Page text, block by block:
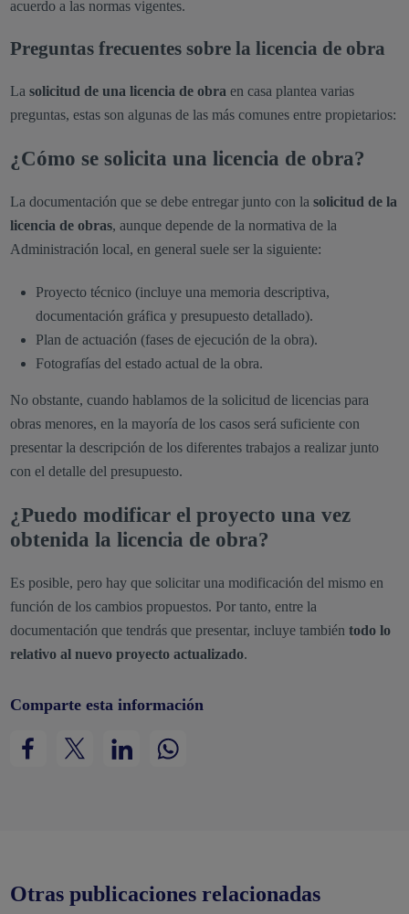
acuerdo a las normas vigentes.
Preguntas frecuentes sobre la licencia de obra
La solicitud de una licencia de obra en casa plantea varias
preguntas, estas son algunas de las más comunes entre propietarios:
¿Cómo se solicita una licencia de obra?
La documentación que se debe entregar junto con la solicitud de la
licencia de obras, aunque depende de la normativa de la
Administración local, en general suele ser la siguiente:
Proyecto técnico (incluye una memoria descriptiva,
documentación gráfica y presupuesto detallado).
Plan de actuación (fases de ejecución de la obra).
Fotografías del estado actual de la obra.
No obstante, cuando hablamos de la solicitud de licencias para
obras menores, en la mayoría de los casos será suficiente con
presentar la descripción de los diferentes trabajos a realizar junto
con el detalle del presupuesto.
¿Puedo modificar el proyecto una vez
obtenida la licencia de obra?
Es posible, pero hay que solicitar una modificación del mismo en
función de los cambios propuestos. Por tanto, entre la
documentación que tendrás que presentar, incluye también todo lo
relativo al nuevo proyecto actualizado.
Comparte esta información
Otras publicaciones relacionadas